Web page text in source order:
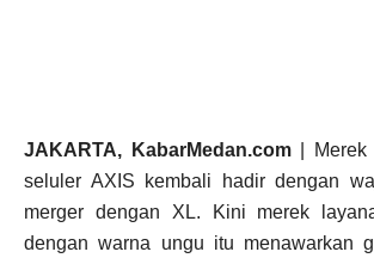
JAKARTA, KabarMedan.com| Merek
seluler AXIS kembali hadir dengan
merger dengan XL. Kini merek
dengan warna ungu itu menawarkan